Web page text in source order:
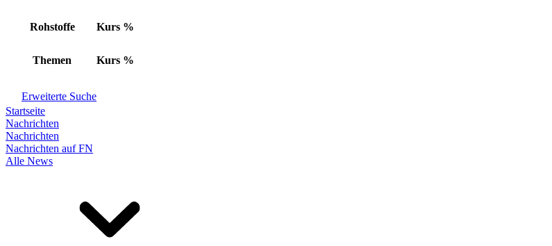
Rohstoffe Kurs %
Themen Kurs %
Erweiterte Suche
Startseite
Nachrichten
Nachrichten
Nachrichten auf FN
Alle News